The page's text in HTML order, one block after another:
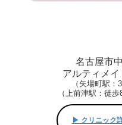
名古屋市
アルティメ
（矢場町駅：
（上前津駅：徒
▶︎ クリニック